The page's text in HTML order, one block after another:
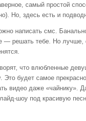
самый простой способ
Но, здесь есть и
смс. Банально,
— решать тебе. Но лучше,
что влюбленные девушки
будет самое
видео даже «чайнику».
шоу под красивую